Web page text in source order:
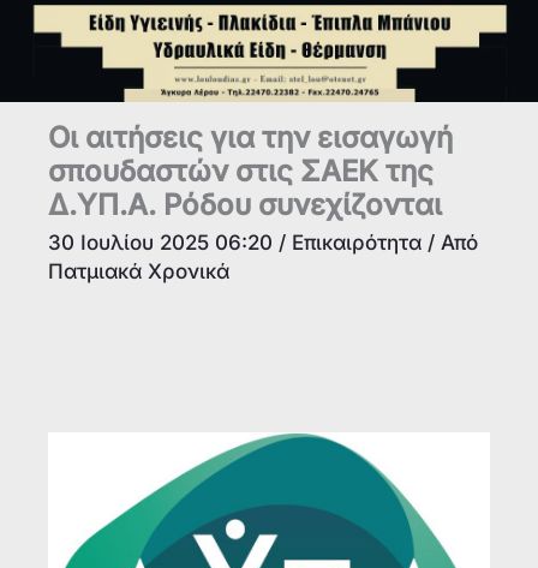
Οι αιτήσεις για την εισαγωγή
σπουδαστών στις ΣΑΕΚ της
Δ.ΥΠ.Α. Ρόδου συνεχίζονται
30 Ιουλίου 2025 06:20 / Επικαιρότητα / Από
Πατμιακά Χρονικά